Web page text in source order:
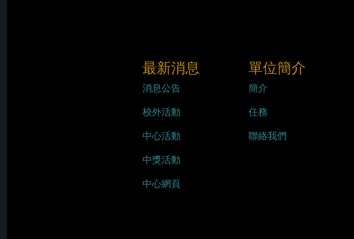
最新消息
消息公告
校外活動
中心活動
中獎活動
中心網頁
單位簡介
簡介
任務
聯絡我們